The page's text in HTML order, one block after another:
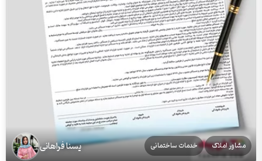
مشاور املاک خدمات ساختمانی یسنا فراهانی